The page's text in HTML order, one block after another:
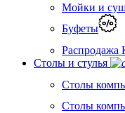
Мойки и
Буфеты
Распродажа
Столы и стулья
Столы
Столы